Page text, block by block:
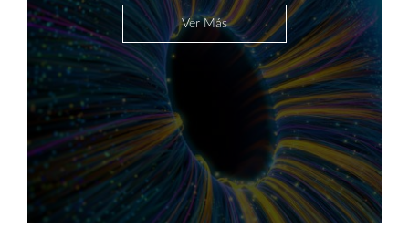
Ver Más